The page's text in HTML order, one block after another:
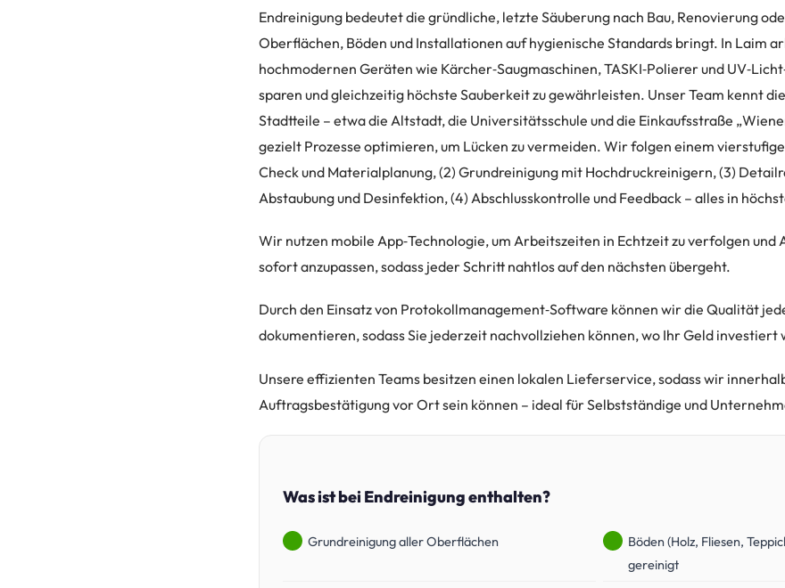
Endreinigung bedeutet die gründliche, letzte Säuberung nach Bau, Renovierung
Oberflächen, Böden und Installationen auf hygienische Standards bringt. In Laim
hochmodernen Geräten wie Kärcher‑Saugmaschinen, TASKI‑Polierer und
sparen und gleichzeitig höchste Sauberkeit zu gewährleisten. Unser Team kennt
Stadtteile – etwa die Altstadt, die Universitätsschule und die Einkaufsstraße
gezielt Prozesse optimieren, um Lücken zu vermeiden. Wir folgen einem
Check und Materialplanung, (2) Grundreinigung mit Hochdruckreinigern, (3)
Abstaubung und Desinfektion, (4) Abschlusskontrolle und Feedback – alles in
Wir nutzen mobile App‑Technologie, um Arbeitszeiten in Echtzeit zu verfolgen
sofort anzupassen, sodass jeder Schritt nahtlos auf den nächsten übergeht.
Durch den Einsatz von Protokollmanagement‑Software können wir die Qualität
dokumentieren, sodass Sie jederzeit nachvollziehen können, wo Ihr Geld investiert
Unsere effizienten Teams besitzen einen lokalen Lieferservice, sodass wir
Auftragsbestätigung vor Ort sein können – ideal für Selbstständige und
Was ist bei Endreinigung enthalten?
Grundreinigung aller Oberflächen
Böden (Holz, Fliesen,
gereinigt